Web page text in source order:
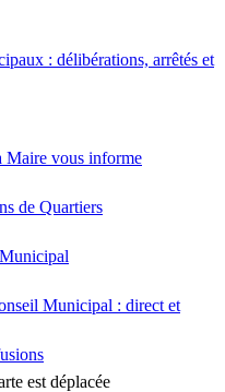
: délibérations, arrêtés et
Maire vous informe
de Quartiers
Municipal : direct et
est déplacée